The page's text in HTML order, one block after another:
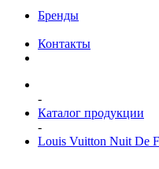
Бренды
Контакты
-
Каталог продукции
-
Louis Vuitton Nuit De